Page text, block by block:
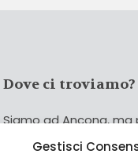
Gestisci
Dove ci troviamo?
Siamo ad Ancona, ma
coprire tutta Italia!